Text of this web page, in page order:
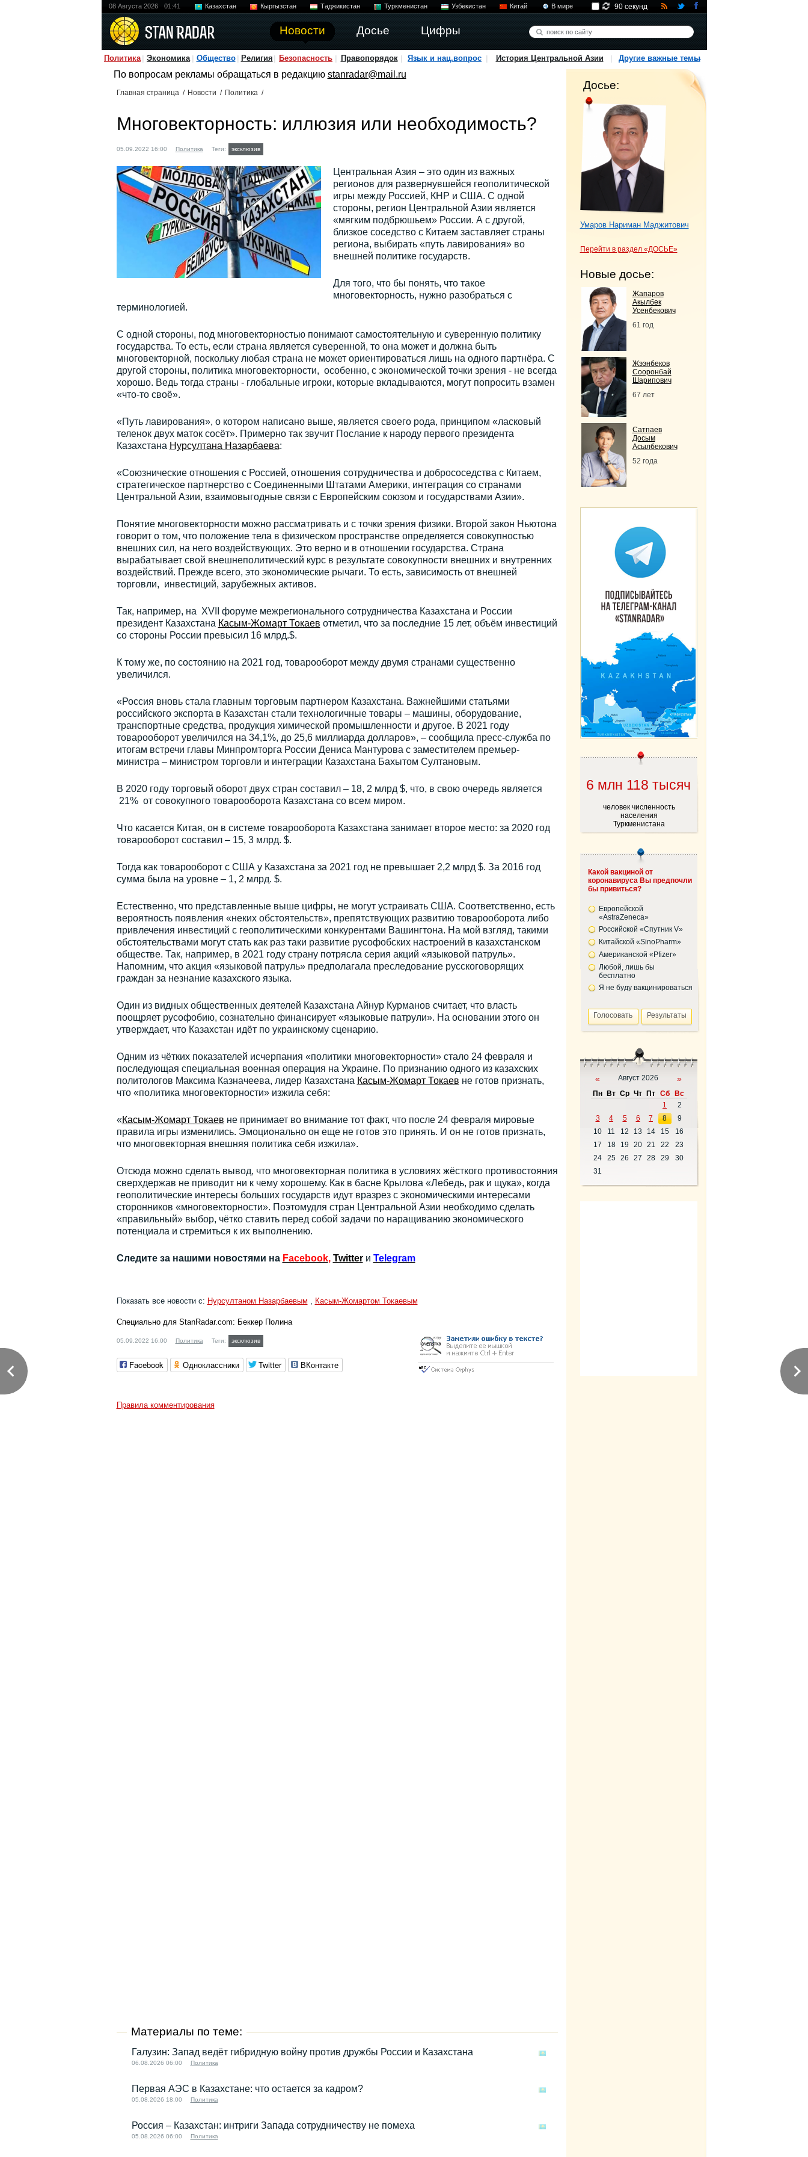
08 Августа 2026 01:41 Казахстан Кыргызстан Таджикистан Туркменистан Узбекистан Китай В мире
Новости Досье Цифры
90 секунд
Политика Экономика Общество Религия Безопасность Правопорядок Язык и нац.вопрос История Центральной Азии Другие важные темы
По вопросам рекламы обращаться в редакцию stanradar@mail.ru
Главная страница / Новости / Политика /
Многовекторность: иллюзия или необходимость?
05.09.2022 16:00 Политика Теги: эксклюзив
Центральная Азия – это один из важных
регионов для развернувшейся геополитической
игры между Россией, КНР и США. С одной
стороны, регион Центральной Азии является
«мягким подбрюшьем» России. А с другой,
близкое соседство с Китаем заставляет страны
региона, выбирать «путь лавирования» во
внешней политике государств.
Для того, что бы понять, что такое
многовекторность, нужно разобраться с
терминологией.
С одной стороны, под многовекторностью понимают самостоятельную и суверенную политику
государства. То есть, если страна является суверенной, то она может и должна быть
многовекторной, поскольку любая страна не может ориентироваться лишь на одного партнёра. С
другой стороны, политика многовекторности, особенно, с экономической точки зрения - не всегда
хорошо. Ведь тогда страны - глобальные игроки, которые вкладываются, могут попросить взамен
«что-то своё».
«Путь лавирования», о котором написано выше, является своего рода, принципом «ласковый
теленок двух маток сосёт». Примерно так звучит Послание к народу первого президента
Казахстана Нурсултана Назарбаева:
«Союзнические отношения с Россией, отношения сотрудничества и добрососедства с Китаем,
стратегическое партнерство с Соединенными Штатами Америки, интеграция со странами
Центральной Азии, взаимовыгодные связи с Европейским союзом и государствами Азии».
Понятие многовекторности можно рассматривать и с точки зрения физики. Второй закон Ньютона
говорит о том, что положение тела в физическом пространстве определяется совокупностью
внешних сил, на него воздействующих. Это верно и в отношении государства. Страна
вырабатывает свой внешнеполитический курс в результате совокупности внешних и внутренних
воздействий. Прежде всего, это экономические рычаги. То есть, зависимость от внешней
торговли, инвестиций, зарубежных активов.
Так, например, на XVII форуме межрегионального сотрудничества Казахстана и России
президент Казахстана Касым-Жомарт Токаев отметил, что за последние 15 лет, объём инвестиций
со стороны России превысил 16 млрд.$.
К тому же, по состоянию на 2021 год, товарооборот между двумя странами существенно
увеличился.
«Россия вновь стала главным торговым партнером Казахстана. Важнейшими статьями
российского экспорта в Казахстан стали технологичные товары – машины, оборудование,
транспортные средства, продукция химической промышленности и другое. В 2021 году
товарооборот увеличился на 34,1%, до 25,6 миллиарда долларов», – сообщила пресс-служба по
итогам встречи главы Минпромторга России Дениса Мантурова с заместителем премьер-
министра – министром торговли и интеграции Казахстана Бахытом Султановым.
В 2020 году торговый оборот двух стран составил – 18, 2 млрд $, что, в свою очередь является
21% от совокупного товарооборота Казахстана со всем миром.
Что касается Китая, он в системе товарооборота Казахстана занимает второе место: за 2020 год
товарооборот составил – 15, 3 млрд. $.
Тогда как товарооборот с США у Казахстана за 2021 год не превышает 2,2 млрд $. За 2016 год
сумма была на уровне – 1, 2 млрд. $.
Естественно, что представленные выше цифры, не могут устраивать США. Соответственно, есть
вероятность появления «неких обстоятельств», препятствующих развитию товарооборота либо
привлечения инвестиций с геополитическими конкурентами Вашингтона. На мой взгляд, такими
обстоятельствами могут стать как раз таки развитие русофобских настроений в казахстанском
обществе. Так, например, в 2021 году страну потрясла серия акций «языковой патруль».
Напомним, что акция «языковой патруль» предполагала преследование русскоговорящих
граждан за незнание казахского языка.
Один из видных общественных деятелей Казахстана Айнур Курманов считает, что власть
поощряет русофобию, сознательно финансирует «языковые патрули». На основании этого он
утверждает, что Казахстан идёт по украинскому сценарию.
Одним из чётких показателей исчерпания «политики многовекторности» стало 24 февраля и
последующая специальная военная операция на Украине. По признанию одного из казахских
политологов Максима Казначеева, лидер Казахстана Касым-Жомарт Токаев не готов признать,
что «политика многовекторности» изжила себя:
«Касым-Жомарт Токаев не принимает во внимание тот факт, что после 24 февраля мировые
правила игры изменились. Эмоционально он еще не готов это принять. И он не готов признать,
что многовекторная внешняя политика себя изжила».
Отсюда можно сделать вывод, что многовекторная политика в условиях жёсткого противостояния
сверхдержав не приводит ни к чему хорошему. Как в басне Крылова «Лебедь, рак и щука», когда
геополитические интересы больших государств идут вразрез с экономическими интересами
сторонников «многовекторности». Поэтомудля стран Центральной Азии необходимо сделать
«правильный» выбор, чётко ставить перед собой задачи по наращиванию экономического
потенциала и стремиться к их выполнению.
Следите за нашими новостями на Facebook, Twitter и Telegram
Показать все новости с: Нурсултаном Назарбаевым , Касым-Жомартом Токаевым
Специально для StanRadar.com: Беккер Полина
05.09.2022 16:00 Политика Теги: эксклюзив
Facebook Одноклассники Twitter ВКонтакте
Правила комментирования
Материалы по теме:
Галузин: Запад ведёт гибридную войну против дружбы России и Казахстана
06.08.2026 06:00 Политика
Первая АЭС в Казахстане: что остается за кадром?
05.08.2026 18:00 Политика
Россия – Казахстан: интриги Запада сотрудничеству не помеха
05.08.2026 06:00 Политика
Досье:
Умаров Нариман Маджитович
Перейти в раздел «ДОСЬЕ»
Новые досье:
Жапаров
Акылбек
Усенбекович
61 год
Жээнбеков
Сооронбай
Шарипович
67 лет
Сатпаев
Досым
Асылбекович
52 года
6 млн 118 тысяч
человек численность
населения
Туркменистана
Какой вакциной от
коронавируса Вы предпочли
бы привиться?
Европейской
«AstraZeneca»
Российской «Спутник V»
Китайской «SinoPharm»
Американской «Pfizer»
Любой, лишь бы
бесплатно
Я не буду вакцинироваться
« Август 2026 »
Пн Вт Ср Чт Пт Сб
Вс
1
2
3
4 5 6 7 8
9
10
11 12 13 14 15
16
17
18 19 20 21 22
23
24
25 26 27 28 29
30
31